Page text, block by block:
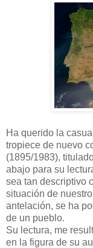
Ha querido la
tropiece de nuevo
(1895/1983),
abajo para su
sea tan descriptivo
situación de
antelación, se ha
de un pueblo.
Su lectura, me
en la figura de su